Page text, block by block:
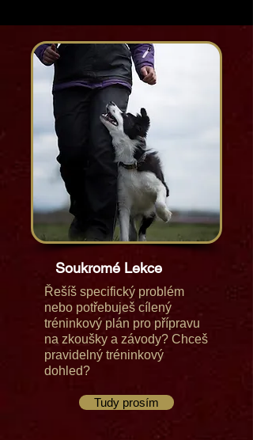
Soukromé Lekce
Řešíš specifický problém
nebo potřebuješ cílený
tréninkový plán pro přípravu
na zkoušky a závody? Chceš
pravidelný tréninkový
dohled?
Tudy prosím